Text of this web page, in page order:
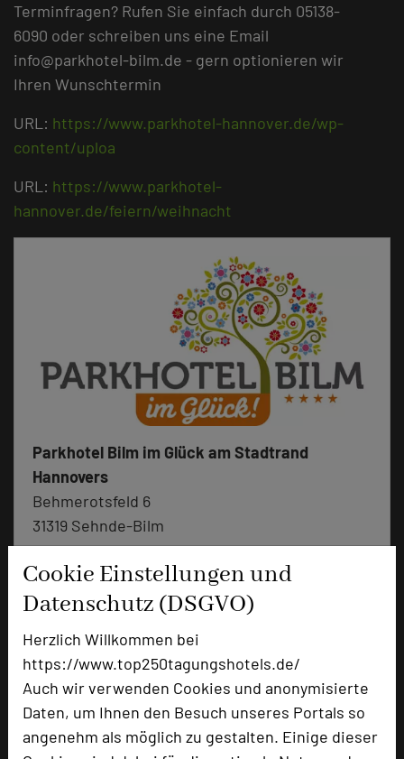
Cookie Einstellungen und
Datenschutz (DSGVO)
Herzlich Willkommen bei
https://www.top250tagungshotels.de/
Auch wir verwenden Cookies und anonymisierte
Daten, um Ihnen den Besuch unseres Portals so
angenehm als möglich zu gestalten. Einige dieser
Terminfragen? Rufen Sie einfach durch 05138-
6090 oder schreiben uns eine Email
info@parkhotel-bilm.de - gern optionieren wir
Ihren Wunschtermin
URL: https://www.parkhotel-hannover.de/wp-
content/uploa
URL: https://www.parkhotel-
hannover.de/feiern/weihnacht
Parkhotel Bilm im Glück am Stadtrand
Hannovers
Behmerotsfeld 6
31319 Sehnde-Bilm
phone +49 5138 609-0
mail Email
zur Tagungsanfrage hinzufügen add_circle